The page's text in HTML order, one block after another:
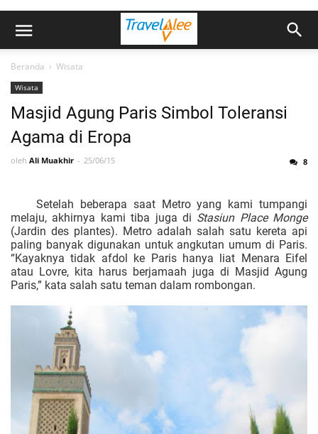
Beranda › Wisata
Wisata
Masjid Agung Paris Simbol Toleransi
Agama di Eropa
oleh Ali Muakhir 25/06/15 8
Setelah beberapa saat Metro yang kami tumpangi
melaju, akhirnya kami tiba juga di Stasiun Place Monge
(Jardin des plantes). Metro adalah salah satu kereta api
paling banyak digunakan untuk angkutan umum di Paris.
“Kayaknya tidak afdol ke Paris hanya liat Menara Eifel
atau Lovre, kita harus berjamaah juga di Masjid Agung
Paris,” kata salah satu teman dalam rombongan.